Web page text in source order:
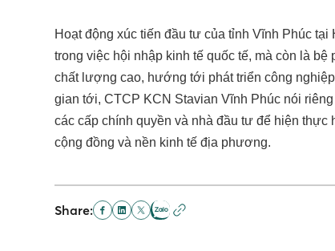
Hoạt động xúc tiến đầu tư của tỉnh Vĩnh Phúc
trong việc hội nhập kinh tế quốc tế, mà còn là
chất lượng cao, hướng tới phát triển công
gian tới, CTCP KCN Stavian Vĩnh Phúc nói
các cấp chính quyền và nhà đầu tư để hiện thực
cộng đồng và nền kinh tế địa phương.
Share: